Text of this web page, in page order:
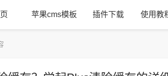
苹果cms模板 插件下载 使用教